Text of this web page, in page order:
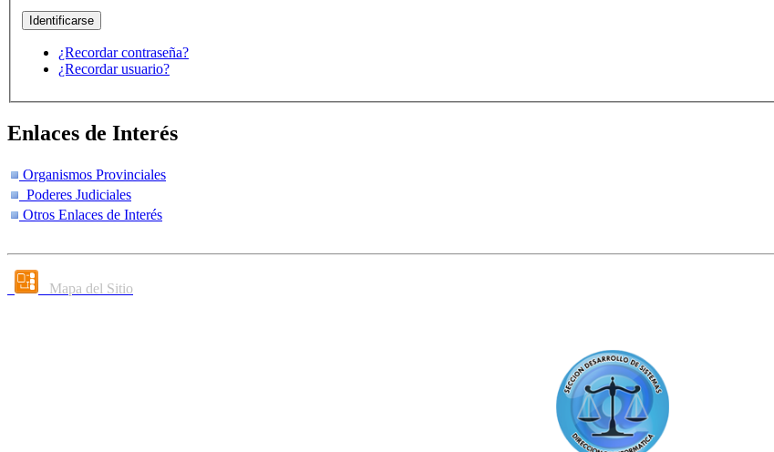
¿Recordar contraseña?
¿Recordar usuario?
Enlaces de Interés
Organismos Provinciales
Poderes Judiciales
Otros Enlaces de Interés
Mapa del Sitio